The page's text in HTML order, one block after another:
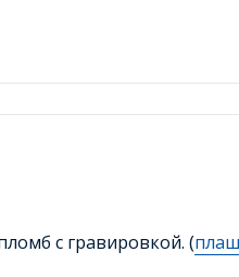
с гравировкой. (